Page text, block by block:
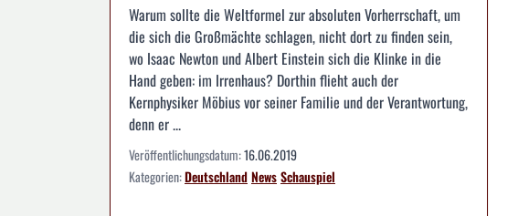
Warum sollte die Weltformel zur absoluten Vorherrschaft, um
die sich die Großmächte schlagen, nicht dort zu finden sein,
wo Isaac Newton und Albert Einstein sich die Klinke in die
Hand geben: im Irrenhaus? Dorthin flieht auch der
Kernphysiker Möbius vor seiner Familie und der Verantwortung,
denn er ...
Veröffentlichungsdatum:16.06.2019
Kategorien:DeutschlandNewsSchauspiel